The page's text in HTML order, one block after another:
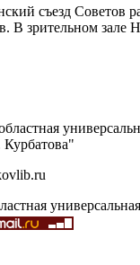
съезд Советов
В зрительном зале